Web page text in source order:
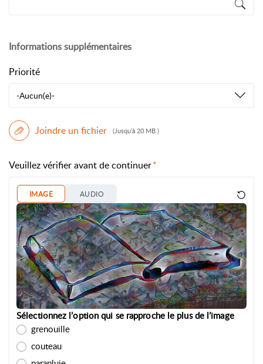
Informations supplémentaires
Priorité
-Aucun(e)-
Joindre un fichier (Jusqu’à 20 MB )
Veuillez vérifier avant de continuer
IMAGE AUDIO
Sélectionnez l’option qui se rapproche le plus de l’image
grenouille
couteau